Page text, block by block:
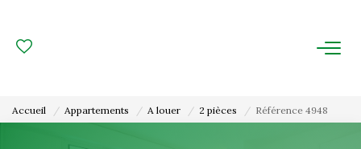
Accueil Appartements A louer 2 pièces Référence 4948